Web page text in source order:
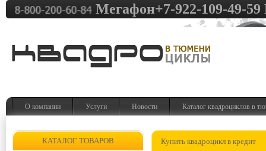
Мегафон+7-922-109-49-59
О компании Услуги Новости Каталог квадроциклов в
Купить квадроцикл в кредит
КАТАЛОГ ТОВАРОВ